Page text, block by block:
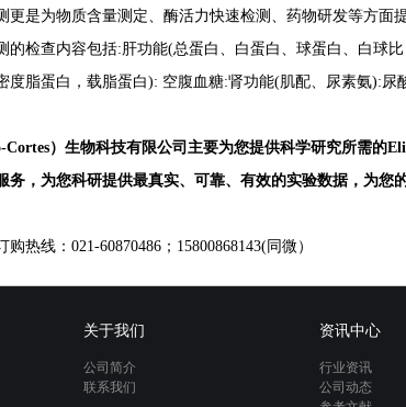
更是为物质含量测定、 酶活力快速检测 、药物研发等方面
的检查内容包括:肝功能(总蛋白、白蛋白、球蛋白、白球
度脂蛋白，载脂蛋白): 空腹血糖:肾功能(肌配、尿素氨):尿
Cortes）生物科技有限公司主要为您提供科学研究所需的
务，为您科研提供最真实、可靠、有效的实验数据，为您
购热线 ： 021-60870486；15800868143(同微）
关于我们
公司简介
联系我们
资讯中心
行业资讯
公司动态